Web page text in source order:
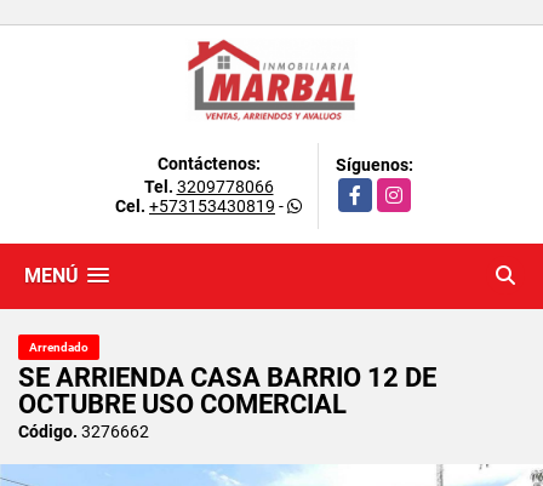
Contáctenos:
Tel. 3209778066
Cel. +573153430819 -
Síguenos:
FacebookInstagram
MENÚ
Arrendado
SE ARRIENDA CASA BARRIO 12 DE
OCTUBRE USO COMERCIAL
Código. 3276662